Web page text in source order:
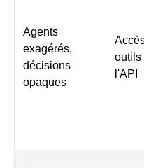
Agents
exagérés,
décisions
opaques
outils
l'API